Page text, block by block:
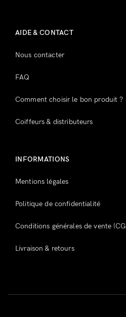
AIDE & CONTACT
Nous contacter
FAQ
Comment choisir le bon produit ?
Coiffeurs & distributeurs
INFORMATIONS
Mentions légales
Politique de confidentialité
Conditions générales de vente
Livraison & retours